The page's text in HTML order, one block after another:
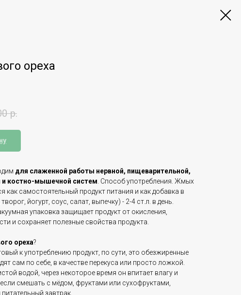
ореха
р.
для слаженной работы нервной, пищеварительной,
и костно-мышечной систем. Способ употребления. Жмых
как самостоятельный продукт питания и как добавка в
йогурт, соус, салат, выпечку) - 2-4 ст.л. в день.
упаковка защищает продукт от окисления,
и сохраняет полезные свойства продукта.
ореха?
к употреблению продукт, по сути, это обезжиренные
сам по себе, в качестве перекуса или просто ложкой.
водой, через некоторое время он впитает влагу и
смешать с мёдом, фруктами или сухофруктами,
завтрак.